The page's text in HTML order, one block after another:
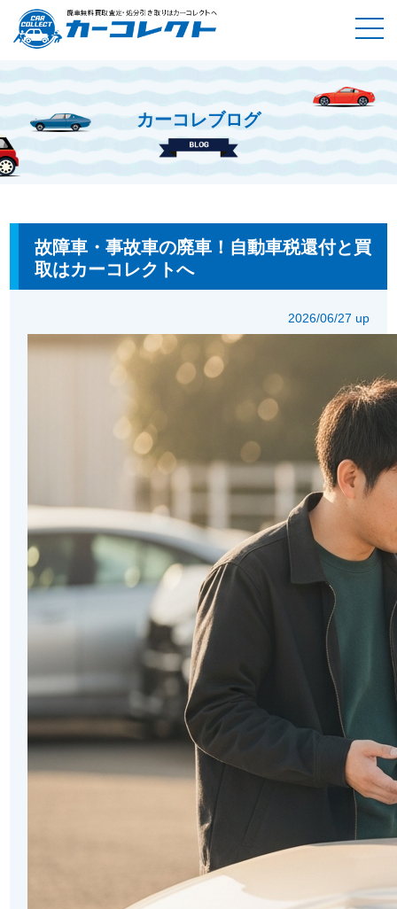
カーコレブログ
ホーム カーコレブログ
故障車・事故車の廃車！自動車税還付
と買取はカーコレクトへ
故障車・事故車の廃車！自動車税還付と買
取はカーコレクトへ
2026/06/27 up